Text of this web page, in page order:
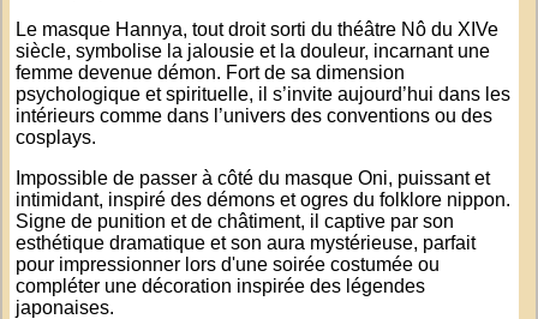
Le masque Hannya, tout droit sorti du théâtre Nô du XIVe
siècle, symbolise la jalousie et la douleur, incarnant une
femme devenue démon. Fort de sa dimension
psychologique et spirituelle, il s’invite aujourd’hui dans les
intérieurs comme dans l’univers des conventions ou des
cosplays.
Impossible de passer à côté du masque Oni, puissant et
intimidant, inspiré des démons et ogres du folklore nippon.
Signe de punition et de châtiment, il captive par son
esthétique dramatique et son aura mystérieuse, parfait
pour impressionner lors d'une soirée costumée ou
compléter une décoration inspirée des légendes
japonaises.